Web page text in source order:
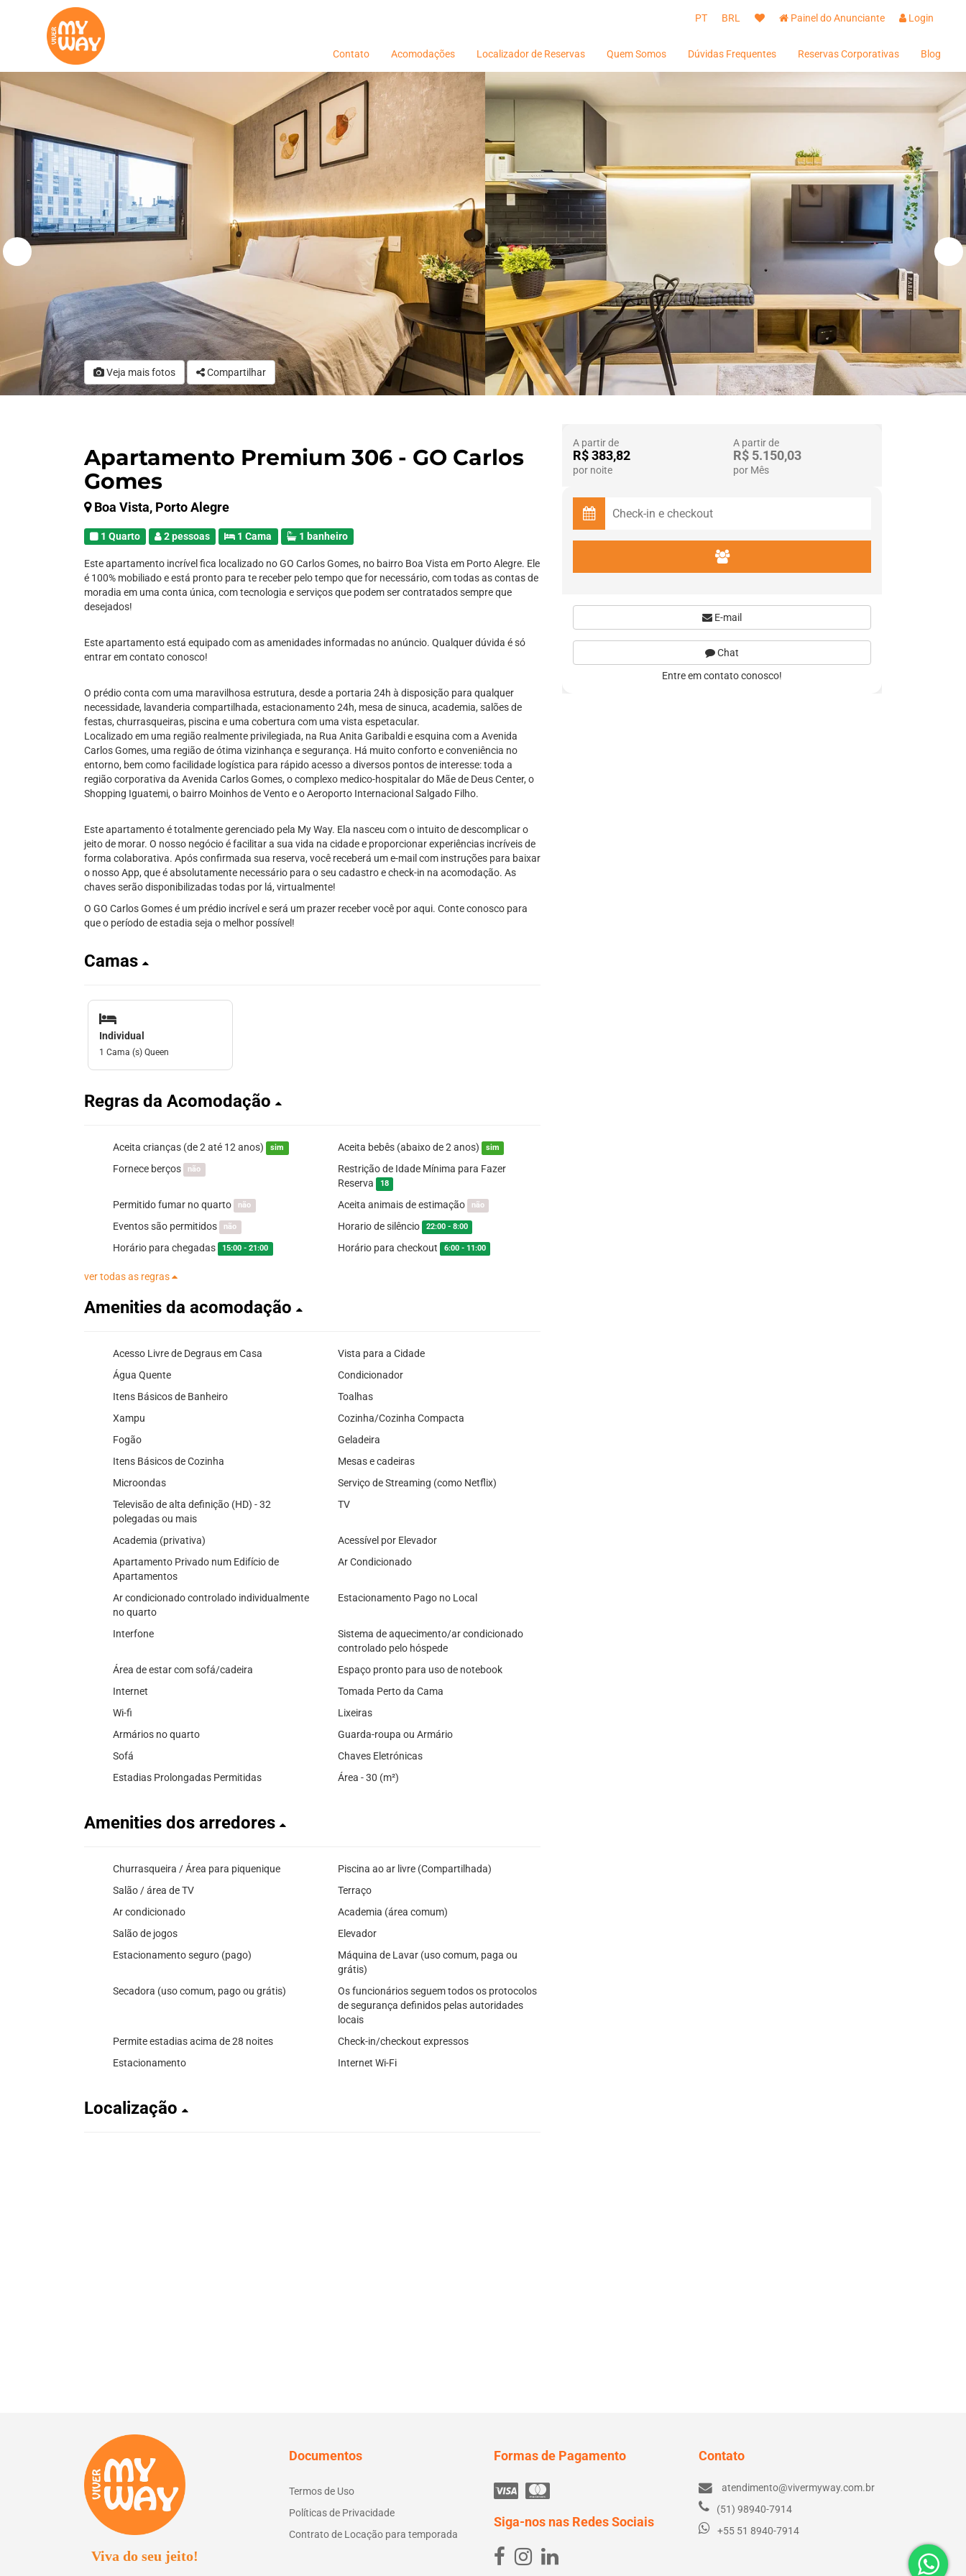
PT BRL Painel do Anunciante Login
Contato Acomodações Localizador de Reservas Quem Somos Dúvidas Frequentes Reservas Corporativas Blog
Veja mais fotos Compartilhar
Apartamento Premium 306 - GO Carlos
Gomes
Boa Vista, Porto Alegre
1 Quarto 2 pessoas 1 Cama 1 banheiro
Este apartamento incrível fica localizado no GO Carlos Gomes, no bairro Boa Vista em Porto Alegre. Ele
é 100% mobiliado e está pronto para te receber pelo tempo que for necessário, com todas as contas de
moradia em uma conta única, com tecnologia e serviços que podem ser contratados sempre que
desejados!
Este apartamento está equipado com as amenidades informadas no anúncio. Qualquer dúvida é só
entrar em contato conosco!
O prédio conta com uma maravilhosa estrutura, desde a portaria 24h à disposição para qualquer
necessidade, lavanderia compartilhada, estacionamento 24h, mesa de sinuca, academia, salões de
festas, churrasqueiras, piscina e uma cobertura com uma vista espetacular.
Localizado em uma região realmente privilegiada, na Rua Anita Garibaldi e esquina com a Avenida
Carlos Gomes, uma região de ótima vizinhança e segurança. Há muito conforto e conveniência no
entorno, bem como facilidade logística para rápido acesso a diversos pontos de interesse: toda a
região corporativa da Avenida Carlos Gomes, o complexo medico-hospitalar do Mãe de Deus Center, o
Shopping Iguatemi, o bairro Moinhos de Vento e o Aeroporto Internacional Salgado Filho.
Este apartamento é totalmente gerenciado pela My Way. Ela nasceu com o intuito de descomplicar o
jeito de morar. O nosso negócio é facilitar a sua vida na cidade e proporcionar experiências incríveis de
forma colaborativa. Após confirmada sua reserva, você receberá um e-mail com instruções para baixar
o nosso App, que é absolutamente necessário para o seu cadastro e check-in na acomodação. As
chaves serão disponibilizadas todas por lá, virtualmente!
O GO Carlos Gomes é um prédio incrível e será um prazer receber você por aqui. Conte conosco para
que o período de estadia seja o melhor possível!
Camas
Individual
1 Cama (s) Queen
Regras da Acomodação
Aceita crianças (de 2 até 12 anos) sim Aceita bebês (abaixo de 2 anos) sim
Fornece berços não
Restrição de Idade Mínima para Fazer
Reserva
18
Permitido fumar no quarto não Aceita animais de estimação não
Eventos são permitidos não Horario de silêncio 22:00 - 8:00
Horário para chegadas 15:00 - 21:00 Horário para checkout 6:00 - 11:00
ver todas as regras
Amenities da acomodação
Acesso Livre de Degraus em Casa
Vista para a Cidade
Água Quente
Condicionador
Itens Básicos de Banheiro
Toalhas
Xampu
Cozinha/Cozinha Compacta
Fogão
Geladeira
Itens Básicos de Cozinha
Mesas e cadeiras
Microondas
Serviço de Streaming (como Netflix)
Televisão de alta definição (HD) - 32
polegadas ou mais
TV
Academia (privativa)
Acessível por Elevador
Apartamento Privado num Edifício de
Apartamentos
Ar Condicionado
Ar condicionado controlado individualmente
no quarto
Estacionamento Pago no Local
Interfone
Sistema de aquecimento/ar condicionado
controlado pelo hóspede
Área de estar com sofá/cadeira
Espaço pronto para uso de notebook
Internet
Tomada Perto da Cama
Wi-fi
Lixeiras
Armários no quarto
Guarda-roupa ou Armário
Sofá
Chaves Eletrónicas
Estadias Prolongadas Permitidas
Área - 30 (m²)
Amenities dos arredores
Churrasqueira / Área para piquenique
Piscina ao ar livre (Compartilhada)
Salão / área de TV
Terraço
Ar condicionado
Academia (área comum)
Salão de jogos
Elevador
Estacionamento seguro (pago)
Máquina de Lavar (uso comum, paga ou
grátis)
Secadora (uso comum, pago ou grátis)
Os funcionários seguem todos os protocolos
de segurança definidos pelas autoridades
locais
Permite estadias acima de 28 noites
Check-in/checkout expressos
Estacionamento
Internet Wi-Fi
Localização
A partir de
R$ 383,82
por noite
A partir de
R$ 5.150,03
por Mês
E-mail
Chat
Entre em contato conosco!
Viva do seu jeito!
Documentos
Termos de Uso
Políticas de Privacidade
Contrato de Locação para temporada
Formas de Pagamento
Siga-nos nas Redes Sociais
Contato
atendimento@vivermyway.com.br
(51) 98940-7914
+55 51 8940-7914